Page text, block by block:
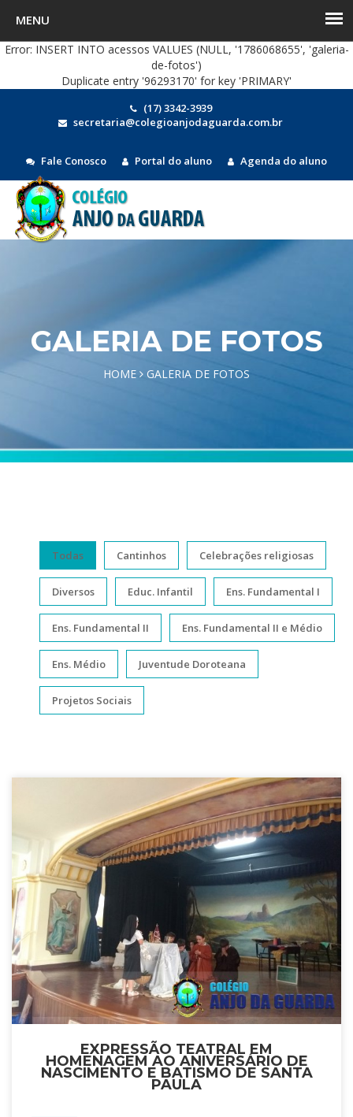
Error: INSERT INTO acessos VALUES (NULL, '1786068655', 'galeria-
de-fotos')
Duplicate entry '96293170' for key 'PRIMARY'
(17) 3342-3939
secretaria@colegioanjodaguarda.com.br
Fale Conosco Portal do aluno Agenda do aluno
GALERIA DE FOTOS
HOME GALERIA DE FOTOS
Todas Cantinhos Celebrações religiosas
Diversos Educ. Infantil Ens. Fundamental I
Ens. Fundamental II Ens. Fundamental II e Médio
Ens. Médio Juventude Doroteana
Projetos Sociais
EXPRESSÃO TEATRAL EM
HOMENAGEM AO ANIVERSÁRIO DE
NASCIMENTO E BATISMO DE SANTA
PAULA